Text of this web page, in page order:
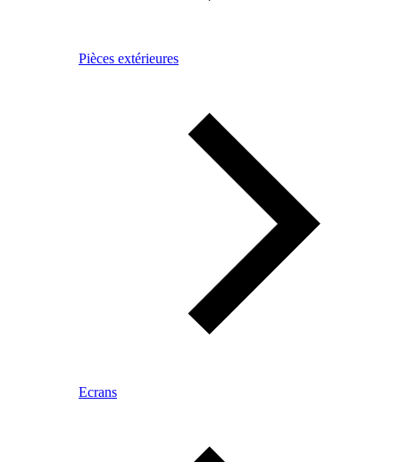
Pièces extérieures
Ecrans